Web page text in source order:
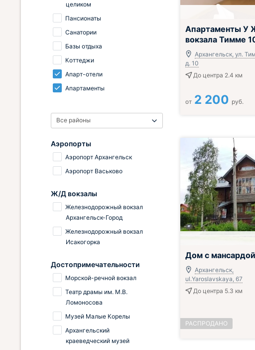
Апартаменты У
вокзала Тимме
Архангельск, ул.
д. 10
До центра 2.4 км
от 2 200 руб.
Дом с мансардой
Архангельск,
ul.Yaroslavskaya, 67
До центра 5.3 км
РАСПРОДАНО
целиком
Пансионаты
Санатории
Базы отдыха
Коттеджи
Апарт-отели
Апартаменты
Все районы
Аэропорты
Аэропорт Архангельск
Аэропорт Васьково
Ж/Д вокзалы
Железнодорожный вокзал
Архангельск-Город
Железнодорожный вокзал
Исакогорка
Достопримечательности
Морской-речной вокзал
Театр драмы им. М.В.
Ломоносова
Музей Малые Корелы
Архангельский
краеведческий музей